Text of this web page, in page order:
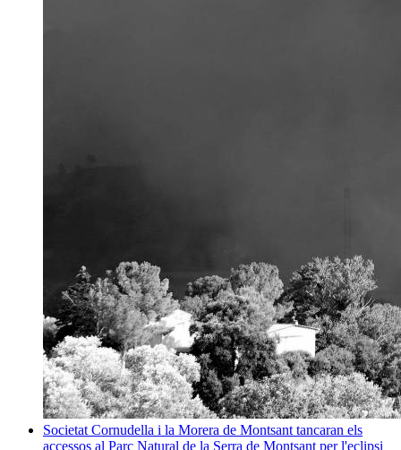
Societat Cornudella i la Morera de Montsant tancaran els
accessos al Parc Natural de la Serra de Montsant per l'eclipsi